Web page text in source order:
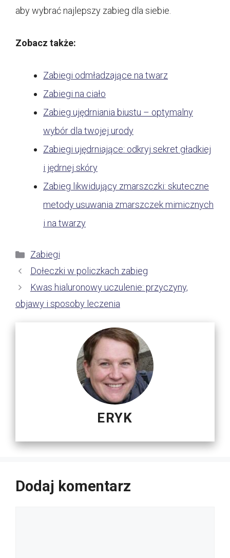
aby wybrać najlepszy zabieg dla siebie.
Zobacz także:
Zabiegi odmładzające na twarz
Zabiegi na ciało
Zabieg ujędrniania biustu – optymalny
wybór dla twojej urody
Zabiegi ujędrniające: odkryj sekret gładkiej
i jędrnej skóry
Zabieg likwidujący zmarszczki: skuteczne
metody usuwania zmarszczek mimicznych
i na twarzy
Kategorie
Zabiegi
Dołeczki w policzkach zabieg
Kwas hialuronowy uczulenie: przyczyny,
objawy i sposoby leczenia
ERYK
Dodaj komentarz